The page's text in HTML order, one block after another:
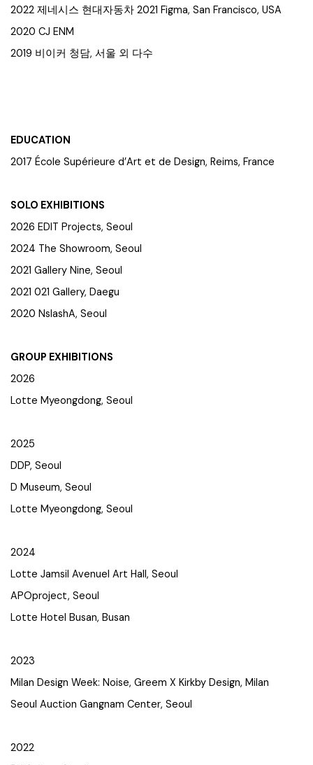
2022 제네시스 현대자동차 2021 Figma, San Francisco, USA
2020 CJ ENM
2019 비이커 청담, 서울 외 다수
EDUCATION
2017 École Supérieure d’Art et de Design, Reims, France
SOLO EXHIBITIONS
2026 EDIT Projects, Seoul
2024 The Showroom, Seoul
2021 Gallery Nine, Seoul
2021 021 Gallery, Daegu
2020 NslashA, Seoul
GROUP EXHIBITIONS
2026
Lotte Myeongdong, Seoul
2025
DDP, Seoul
D Museum, Seoul
Lotte Myeongdong, Seoul
2024
Lotte Jamsil Avenuel Art Hall, Seoul
APOproject, Seoul
Lotte Hotel Busan, Busan
2023
Milan Design Week: Noise, Greem X Kirkby Design, Milan
Seoul Auction Gangnam Center, Seoul
2022